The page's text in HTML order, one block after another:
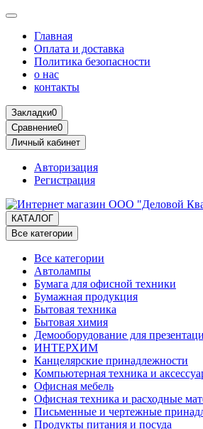
Главная
Оплата и доставка
Политика безопасности
о нас
контакты
Закладки0
Сравнение0
Личный кабинет
Авторизация
Регистрация
КАТАЛОГ
Все категории
Все категории
Автолампы
Бумага для офисной техники
Бумажная продукция
Бытовая техника
Бытовая химия
Демооборудование для
ИНТЕРХИМ
Канцелярские принадлежности
Компьютерная техника и
Офисная мебель
Офисная техника и расходные
Письменные и чертежные
Продукты питания и посуда